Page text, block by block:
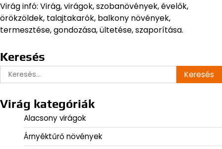
Virág infó: Virág, virágok, szobanövények, évelők,
örökzöldek, talajtakarók, balkony növények,
termesztése, gondozása, ültetése, szaporítása.
Keresés
Keresés:
Virág kategóriák
Alacsony virágok
Árnyéktűrő növények